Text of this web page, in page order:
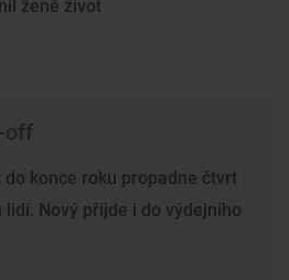
ženě život
off
do konce roku propadne čtvrt
lidí. Nový přijde i do výdejního